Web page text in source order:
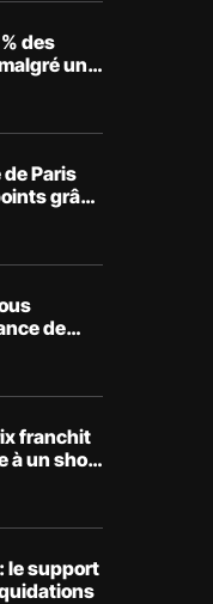
des
un
de Paris
grâce
de
franchit
à un short
le support